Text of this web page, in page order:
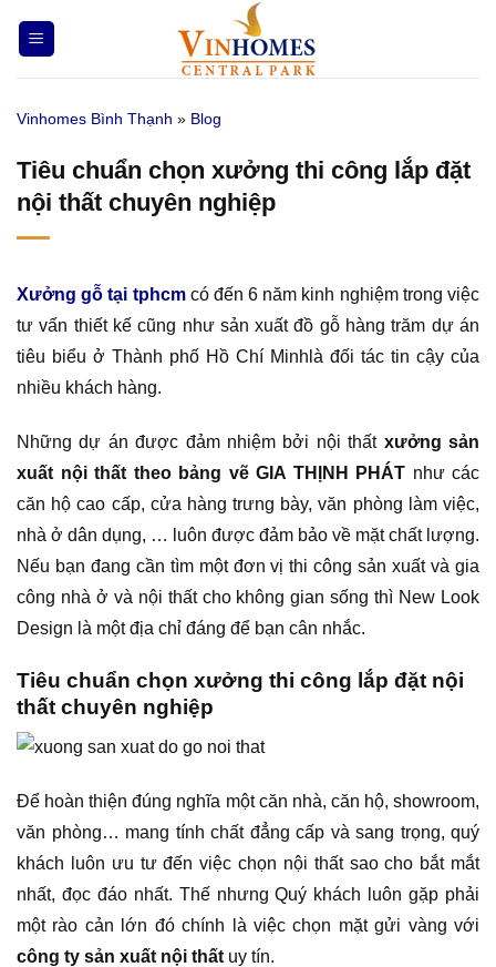
qua
nội
Vinhomes Bình Thạnh » Blog
Tiêu chuẩn chọn xưởng thi công lắp đặt
nội thất chuyên nghiệp
Xưởng gỗ tại tphcmcó đến 6 năm kinh nghiệm trong việc
tư vấn thiết kế cũng như sản xuất đồ gỗ hàng trăm dự án
tiêu biểu ở Thành phố Hồ Chí Minhlà đối tác tin cậy của
nhiều khách hàng.
Những dự án được đảm nhiệm bởi nội thất xưởng sản
xuất nội thất theo bảng vẽ GIA THỊNH PHÁT như các
căn hộ cao cấp, cửa hàng trưng bày, văn phòng làm việc,
nhà ở dân dụng, … luôn được đảm bảo về mặt chất lượng.
Nếu bạn đang cần tìm một đơn vị thi công sản xuất và gia
công nhà ở và nội thất cho không gian sống thì New Look
Design là một địa chỉ đáng để bạn cân nhắc.
Tiêu chuẩn chọn xưởng thi công lắp đặt nội
thất chuyên nghiệp
Để hoàn thiện đúng nghĩa một căn nhà, căn hộ, showroom,
văn phòng… mang tính chất đẳng cấp và sang trọng, quý
khách luôn ưu tư đến việc chọn nội thất sao cho bắt mắt
nhất, đọc đáo nhất. Thế nhưng Quý khách luôn gặp phải
một rào cản lớn đó chính là việc chọn mặt gửi vàng với
công ty sản xuất nội thất uy tín.